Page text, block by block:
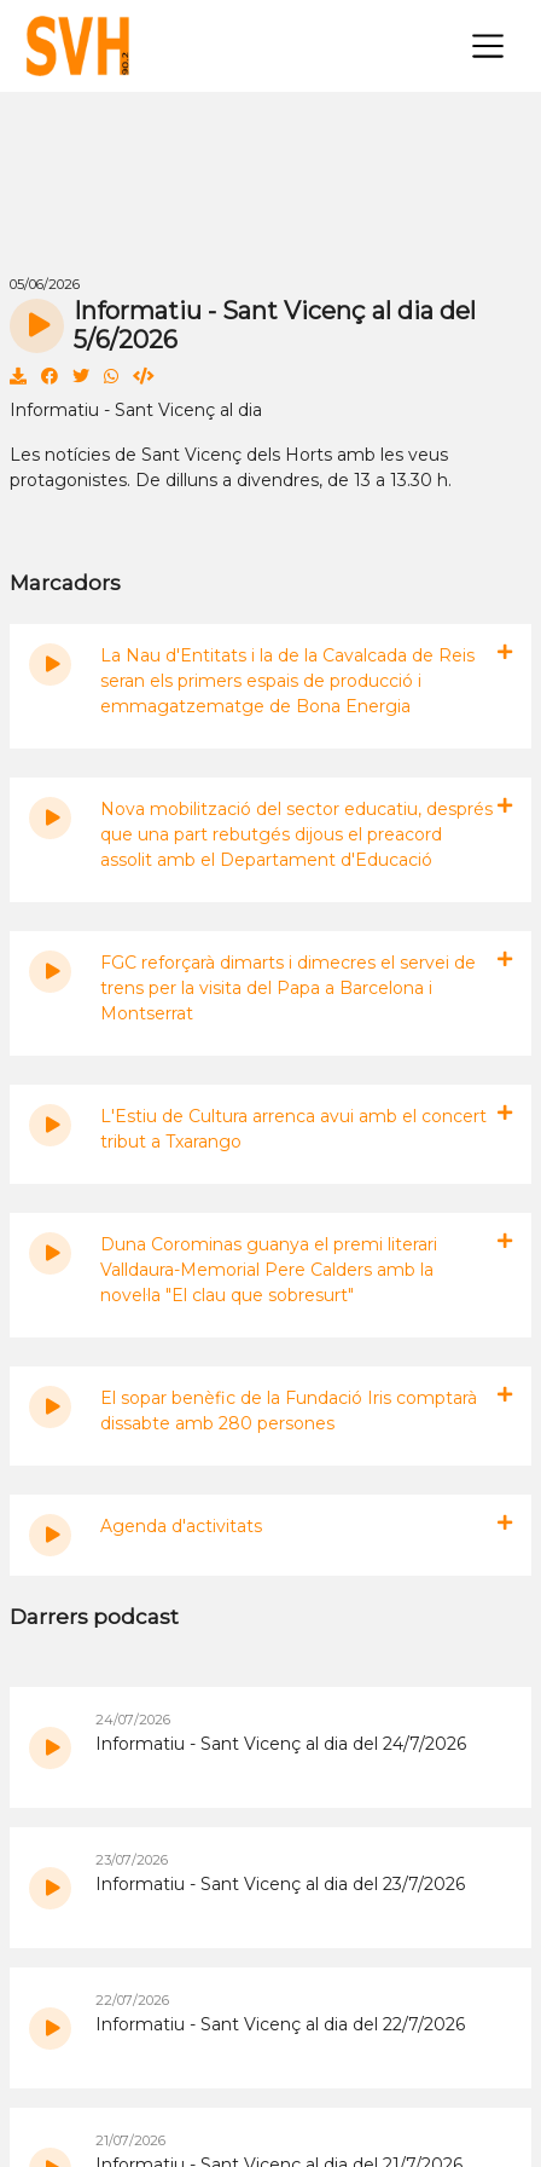
×
05/06/2026
Informatiu - Sant Vicenç al dia del
5/6/2026
Informatiu - Sant Vicenç al dia
Les notícies de Sant Vicenç dels Horts amb les veus
protagonistes. De dilluns a divendres, de 13 a 13.30 h.
Marcadors
La Nau d'Entitats i la de la Cavalcada de Reis
seran els primers espais de producció i
emmagatzematge de Bona Energia
Nova mobilització del sector educatiu, després
que una part rebutgés dijous el preacord
assolit amb el Departament d'Educació
FGC reforçarà dimarts i dimecres el servei de
trens per la visita del Papa a Barcelona i
Montserrat
L'Estiu de Cultura arrenca avui amb el concert
tribut a Txarango
Duna Corominas guanya el premi literari
Valldaura-Memorial Pere Calders amb la
novel·la "El clau que sobresurt"
El sopar benèfic de la Fundació Iris comptarà
dissabte amb 280 persones
Agenda d'activitats
Darrers podcast
24/07/2026
Informatiu - Sant Vicenç al dia del 24/7/2026
23/07/2026
Informatiu - Sant Vicenç al dia del 23/7/2026
22/07/2026
Informatiu - Sant Vicenç al dia del 22/7/2026
21/07/2026